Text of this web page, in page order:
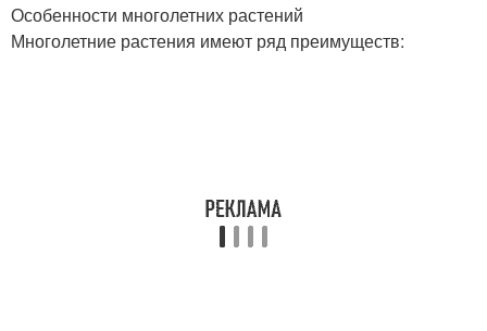
Особенности многолетних растений
Многолетние растения имеют ряд преимуществ: